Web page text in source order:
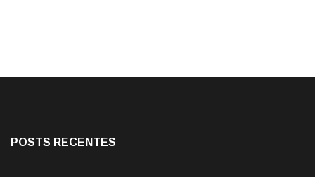
POSTS RECENTES